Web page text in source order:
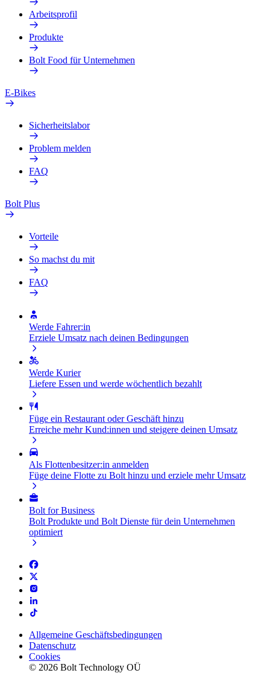
Arbeitsprofil
Produkte
Bolt Food für Unternehmen
E-Bikes
Sicherheitslabor
Problem melden
FAQ
Bolt Plus
Vorteile
So machst du mit
FAQ
Werde Fahrer:in
Erziele Umsatz nach deinen Bedingungen
Werde Kurier
Liefere Essen und werde wöchentlich bezahlt
Füge ein Restaurant oder Geschäft hinzu
Erreiche mehr Kund:innen und steigere deinen Umsatz
Als Flottenbesitzer:in anmelden
Füge deine Flotte zu Bolt hinzu und erziele mehr Umsatz
Bolt for Business
Bolt Produkte und Bolt Dienste für dein Unternehmen
optimiert
Allgemeine Geschäftsbedingungen
Datenschutz
Cookies
© 2026 Bolt Technology OÜ